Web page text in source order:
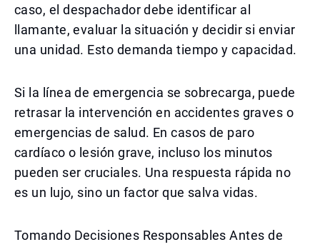
caso, el despachador debe identificar al
llamante, evaluar la situación y decidir si enviar
una unidad. Esto demanda tiempo y capacidad.
Si la línea de emergencia se sobrecarga, puede
retrasar la intervención en accidentes graves o
emergencias de salud. En casos de paro
cardíaco o lesión grave, incluso los minutos
pueden ser cruciales. Una respuesta rápida no
es un lujo, sino un factor que salva vidas.
Tomando Decisiones Responsables Antes de